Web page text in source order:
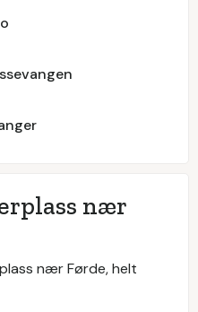
nær
nær Førde, helt